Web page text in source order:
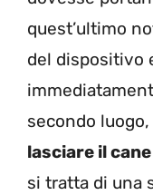
quest’ultimo
del dispositivo
secondo
lasciare il
si tratta di una